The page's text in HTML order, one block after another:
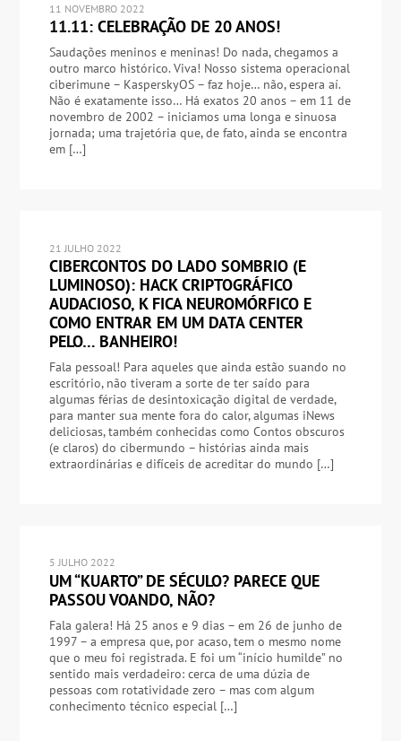
11 NOVEMBRO 2022
11.11: CELEBRAÇÃO DE 20 ANOS!
Saudações meninos e meninas! Do nada, chegamos a
outro marco histórico. Viva! Nosso sistema operacional
ciberimune – KasperskyOS – faz hoje… não, espera aí.
Não é exatamente isso… Há exatos 20 anos – em 11 de
novembro de 2002 – iniciamos uma longa e sinuosa
jornada; uma trajetória que, de fato, ainda se encontra
em […]
21 JULHO 2022
CIBERCONTOS DO LADO SOMBRIO (E
LUMINOSO): HACK CRIPTOGRÁFICO
AUDACIOSO, K FICA NEUROMÓRFICO E
COMO ENTRAR EM UM DATA CENTER
PELO… BANHEIRO!
Fala pessoal! Para aqueles que ainda estão suando no
escritório, não tiveram a sorte de ter saído para
algumas férias de desintoxicação digital de verdade,
para manter sua mente fora do calor, algumas iNews
deliciosas, também conhecidas como Contos obscuros
(e claros) do cibermundo – histórias ainda mais
extraordinárias e difíceis de acreditar do mundo […]
5 JULHO 2022
UM “KUARTO” DE SÉCULO? PARECE QUE
PASSOU VOANDO, NÃO?
Fala galera! Há 25 anos e 9 dias – em 26 de junho de
1997 – a empresa que, por acaso, tem o mesmo nome
que o meu foi registrada. E foi um “início humilde” no
sentido mais verdadeiro: cerca de uma dúzia de
pessoas com rotatividade zero – mas com algum
conhecimento técnico especial […]